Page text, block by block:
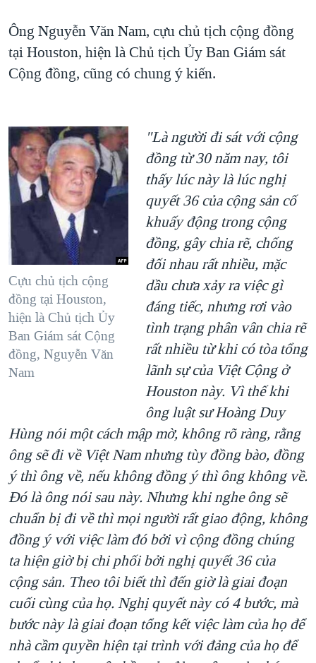
Ông Nguyễn Văn Nam, cựu chủ tịch cộng đồng
tại Houston, hiện là Chủ tịch Ủy Ban Giám sát
Cộng đồng, cũng có chung ý kiến.
Cựu chủ tịch cộng
đồng tại Houston,
hiện là Chủ tịch Ủy
Ban Giám sát Cộng
đồng, Nguyễn Văn
Nam
"Là người đi sát với cộng
đồng từ 30 năm nay, tôi
thấy lúc này là lúc nghị
quyết 36 của cộng sản cố
khuấy động trong cộng
đồng, gây chia rẽ, chống
đối nhau rất nhiều, mặc
dầu chưa xảy ra việc gì
đáng tiếc, nhưng rơi vào
tình trạng phân vân chia rẽ
rất nhiều từ khi có tòa tổng
lãnh sự của Việt Cộng ở
Houston này. Vì thế khi
ông luật sư Hoàng Duy
Hùng nói một cách mập mờ, không rõ ràng, rằng
ông sẽ đi về Việt Nam nhưng tùy đồng bào, đồng
ý thì ông về, nếu không đồng ý thì ông không về.
Đó là ông nói sau này. Nhưng khi nghe ông sẽ
chuẩn bị đi về thì mọi người rất giao động, không
đồng ý với việc làm đó bởi vì cộng đồng chúng
ta hiện giờ bị chi phối bởi nghị quyết 36 của
cộng sản. Theo tôi biết thì đến giờ là giai đoạn
cuối cùng của họ. Nghị quyết này có 4 bước, mà
bước này là giai đoạn tổng kết việc làm của họ để
nhà cầm quyền hiện tại trình với đảng của họ để